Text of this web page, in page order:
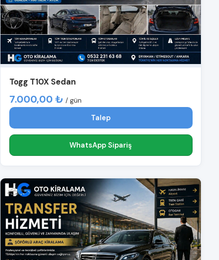
Togg T10X Sedan
7.000,00 ₺ / gün
Talep
WhatsApp Sipariş